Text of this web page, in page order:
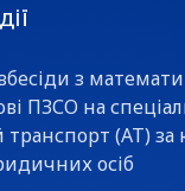
з
ПЗСО на
транспорт (АТ) за
осіб